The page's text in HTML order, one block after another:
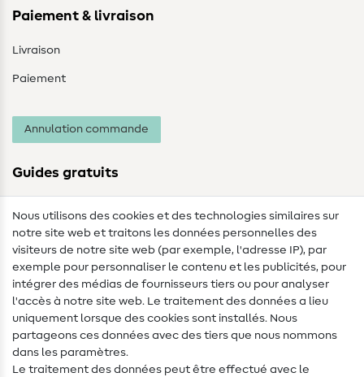
Paiement & livraison
Livraison
Paiement
Annulation commande
Guides gratuits
Lexique de couture
Tutos de couture
Aide & contact
Contact
Changement de propriétaire
Nous utilisons des cookies et des technologies similaires sur
notre site web et traitons les données personnelles des
visiteurs de notre site web (par exemple, l'adresse IP), par
exemple pour personnaliser le contenu et les publicités, pour
intégrer des médias de fournisseurs tiers ou pour analyser
l'accès à notre site web. Le traitement des données a lieu
uniquement lorsque des cookies sont installés. Nous
partageons ces données avec des tiers que nous nommons
dans les paramètres.
Le traitement des données peut être effectué avec le